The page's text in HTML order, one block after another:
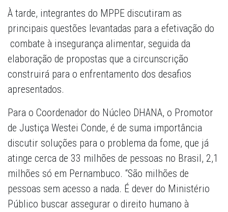
À tarde, integrantes do MPPE discutiram as
principais questões levantadas para a efetivação do
combate à insegurança alimentar, seguida da
elaboração de propostas que a circunscrição
construirá para o enfrentamento dos desafios
apresentados.
Para o Coordenador do Núcleo DHANA, o Promotor
de Justiça Westei Conde, é de suma importância
discutir soluções para o problema da fome, que já
atinge cerca de 33 milhões de pessoas no Brasil, 2,1
milhões só em Pernambuco. “São milhões de
pessoas sem acesso a nada. É dever do Ministério
Público buscar assegurar o direito humano à